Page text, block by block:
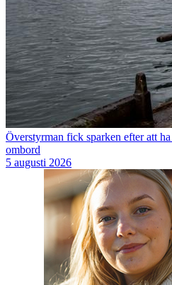
Överstyrman fick sparken efter att
ombord
5 augusti 2026